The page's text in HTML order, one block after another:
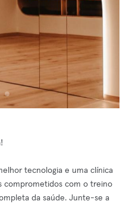
tecnologia e uma clínica
comprometidos com o treino
da saúde. Junte-se a